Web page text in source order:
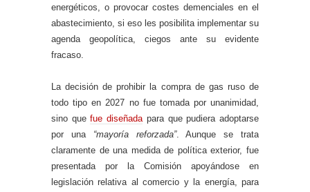
energéticos, o provocar costes demenciales en el
abastecimiento, si eso les posibilita implementar su
agenda geopolítica, ciegos ante su evidente
fracaso.
La decisión de prohibir la compra de gas ruso de
todo tipo en 2027 no fue tomada por unanimidad,
sino quefue diseñadapara que pudiera adoptarse
por una “mayoría reforzada”. Aunque se trata
claramente de una medida de política exterior, fue
presentada por la Comisión apoyándose en
legislación relativa al comercio y la energía, para